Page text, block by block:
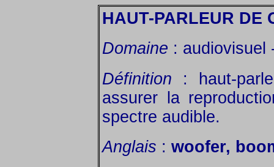
HAUT-PARLEUR DE
Domaine : audiovisuel
Définition : haut-
assurer la
spectre audible.
Anglais : woofer,